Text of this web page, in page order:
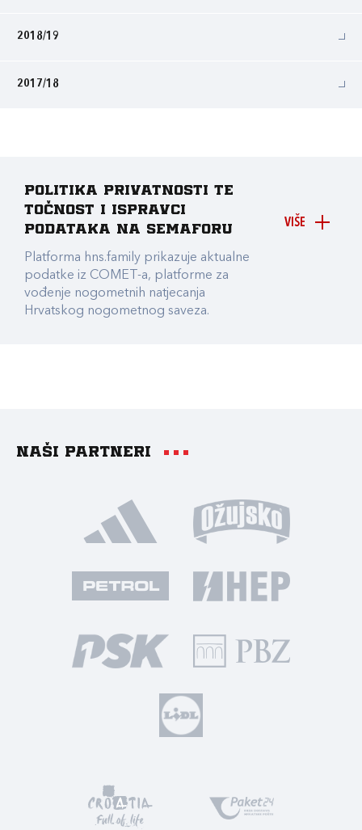
2018/19
2017/18
VIŠE
Politika privatnosti te
točnost i ispravci
podataka na Semaforu
Platforma hns.family prikazuje aktualne
podatke iz COMET-a, platforme za
vođenje nogometnih natjecanja
Hrvatskog nogometnog saveza.
Naši partneri